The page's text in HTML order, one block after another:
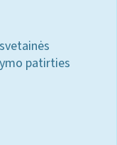
patirties